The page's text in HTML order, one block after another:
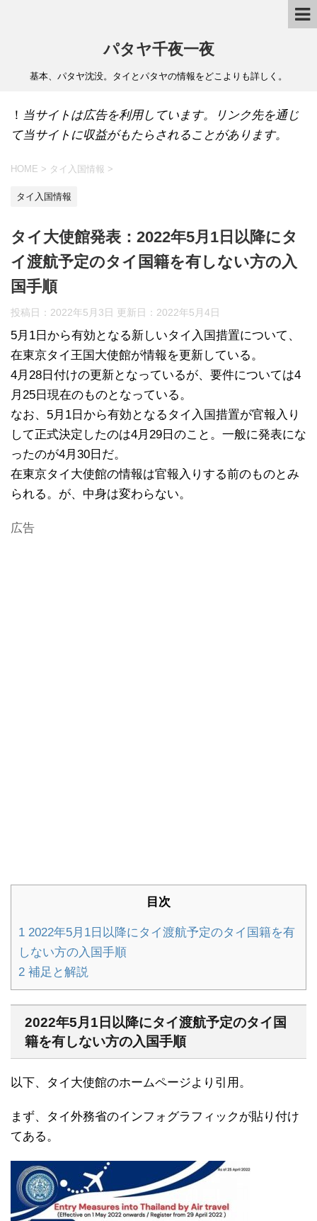
パタヤ千夜一夜
基本、パタヤ沈没。タイとパタヤの情報をどこよりも詳しく。
！ 当サイトは広告を利用しています。リンク先を通じ
て当サイトに収益がもたらされることがあります。
HOME > タイ入国情報 >
タイ入国情報
タイ大使館発表：2022年5月1日以降にタ
イ渡航予定のタイ国籍を有しない方の入
国手順
投稿日：2022年5月3日 更新日： 2022年5月4日
5月1日から有効となる新しいタイ入国措置について、
在東京タイ王国大使館が情報を更新している。
4月28日付けの更新となっているが、要件については4
月25日現在のものとなっている。
なお、5月1日から有効となるタイ入国措置が官報入り
して正式決定したのは4月29日のこと。一般に発表にな
ったのが4月30日だ。
在東京タイ大使館の情報は官報入りする前のものとみ
られる。が、中身は変わらない。
広告
目次
1 2022年5月1日以降にタイ渡航予定のタイ国籍を有
しない方の入国手順
2 補足と解説
2022年5月1日以降にタイ渡航予定のタイ国
籍を有しない方の入国手順
以下、タイ大使館のホームページより引用。
まず、タイ外務省のインフォグラフィックが貼り付け
てある。